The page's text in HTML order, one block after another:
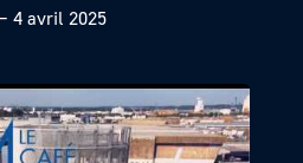
4 avril 2025